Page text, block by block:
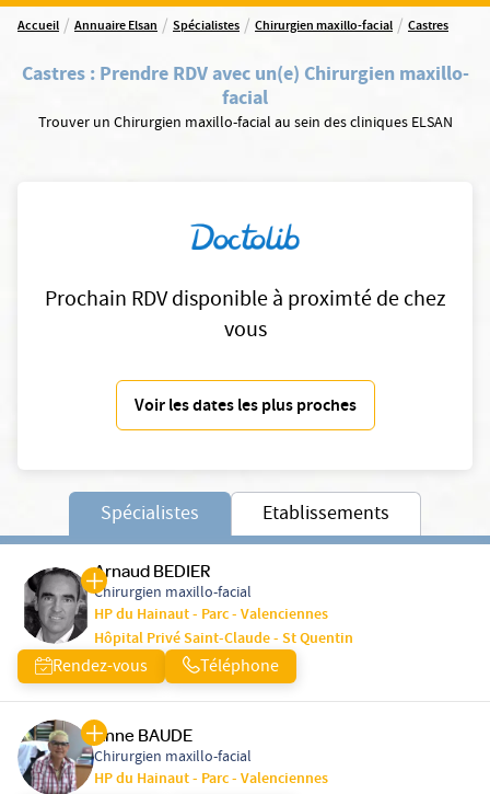
Accueil / Annuaire Elsan / Spécialistes / Chirurgien maxillo-facial / Castres
Castres: Prendre RDV avec un(e) Chirurgien maxillo-
facial
Trouver un Chirurgien maxillo-facial au sein des cliniques ELSAN
Prochain RDV disponible à proximté de chez
vous
Voir les dates les plus proches
Spécialistes Etablissements
Arnaud BEDIER
Chirurgien maxillo-facial
HP du Hainaut - Parc - Valenciennes
Hôpital Privé Saint-Claude - St Quentin
Rendez-vous Téléphone
Anne BAUDE
Chirurgien maxillo-facial
HP du Hainaut - Parc - Valenciennes